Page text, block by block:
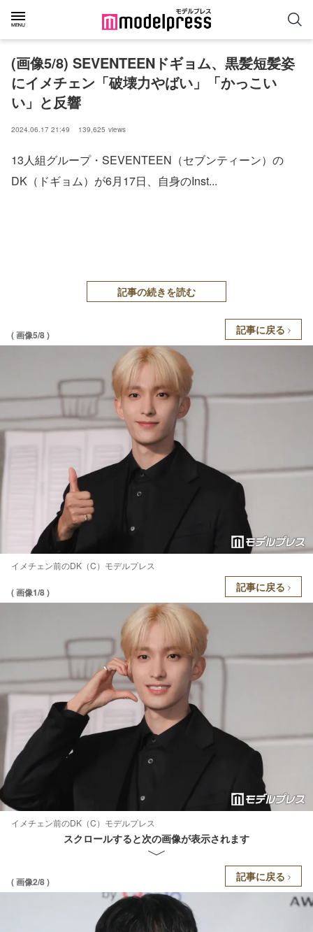
(画像5/8) SEVENTEENドギョム、黒髪短髪姿
にイメチェン「破壊力やばい」「かっこい
い」と反響
2024.06.17 21:49 139,625 views
13人組グループ・SEVENTEEN（セブンティーン）の
DK（ドギョム）が6月17日、自身のInst...
記事の続きを読む
( 画像5/8 ) 記事に戻る
イメチェン前のDK（C）モデルプレス
( 画像1/8 ) 記事に戻る
イメチェン前のDK（C）モデルプレス
スクロールすると次の画像が表示されます
( 画像2/8 ) 記事に戻る